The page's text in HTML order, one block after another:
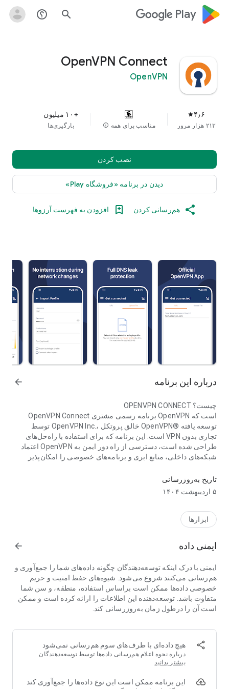
google_logo Play
search
help_outline
OpenVPN Connect
OpenVPN
۴٫۶star
۲۱۳ هزار مرور مناسب برای همه info
+۱۰ میلیون
بارگیری‌ها
نصب کردن
دیدن در برنامه «فروشگاه Play»
هم‌رسانی کردن افزودن به فهرست آرزوها
درباره این برنامه arrow_forward
OPENVPN CONNECT چیست؟
OpenVPN Connect برنامه رسمی مشتری OpenVPN است که
توسط OpenVPN Inc.، خالق پروتکل OpenVPN® توسعه یافته
است. این برنامه که برای استفاده با راه‌حل‌های VPN تجاری بدون
اعتماد OpenVPN طراحی شده است، دسترسی از راه دور ایمن به
شبکه‌های داخلی، منابع ابری و برنامه‌های خصوصی را امکان‌پذیر
هر درخواست دسترسی به تأیید هویت مداوم و دستگاه نیاز دارد، بدون
در نظر گرفتن موقعیت مکانی کاربر، به اصل "هرگز اعتماد نکنید،
نکته مهم:
⇨ سرور دسترسی (خود میزبان)
⇨ CloudConnexa® (تحویل در فضای ابری)
ویژگی های کلیدی:
⇨ تونل زنی سریع و ایمن VPN با پروتکل OpenVPN
⇨ MDM پسند با فایل پیکربندی جهانی
⇨ بررسی وضعیت بدن**
⇨ وارد کردن نمایه اتصال با URL**
⇨ پشتیبانی از VPN همیشه روشن
⇨ احراز هویت وب برای پشتیبانی SAML SSO
تاریخ به‌روزرسانی
۵ اردیبهشت ۱۴۰۴
ابزارها
ایمنی داده arrow_forward
ایمنی با درک اینکه توسعه‌دهندگان چگونه داده‌های شما را جمع‌آوری و
هم‌رسانی می‌کنند شروع می‌شود. شیوه‌های حفظ امنیت و حریم
خصوصی داده‌ها ممکن است براساس استفاده، منطقه، و سن شما
متفاوت باشد. توسعه‌دهنده این اطلاعات را ارائه کرده است و ممکن
است آن را درطول زمان به‌روزرسانی کند.
هیچ داده‌ای با طرف‌های سوم هم‌رسانی نمی‌شود
درباره نحوه اعلام هم‌رسانی داده‌ها توسط توسعه‌دهندگان
بیشتر بدانید
این برنامه ممکن است این نوع داده‌ها را جمع‌آوری کند